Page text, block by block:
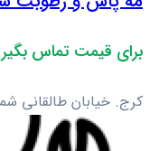
برای قیمت تماس
کرج. خیابان طالقانی